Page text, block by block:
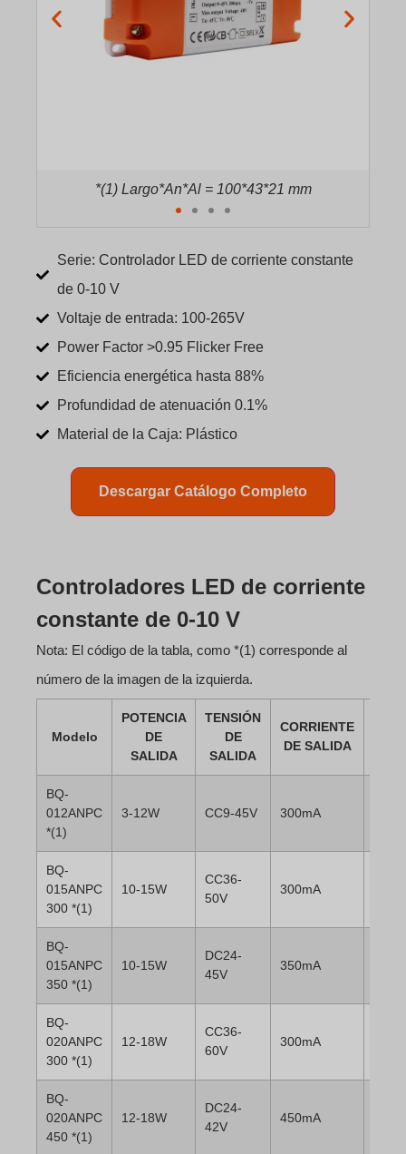
*(1) Largo*An*Al = 100*43*21 mm
Serie: Controlador LED de corriente constante
de 0-10 V
Voltaje de entrada: 100-265V
Power Factor >0.95 Flicker Free
Eficiencia energética hasta 88%
Profundidad de atenuación 0.1%
Material de la Caja: Plástico
Descargar Catálogo Completo
Controladores LED de corriente
constante de 0-10 V
Nota: El código de la tabla, como *(1) corresponde al
número de la imagen de la izquierda.
Modelo
POTENCIA
DE
SALIDA
TENSIÓN
DE
SALIDA
CORRIENTE
DE SALIDA
BQ-
012ANPC
*(1)
3-12W CC9-45V 300mA
BQ-
015ANPC
300 *(1)
10-15W
CC36-
50V
300mA
BQ-
015ANPC
350 *(1)
10-15W
DC24-
45V
350mA
BQ-
020ANPC
300 *(1)
12-18W
CC36-
60V
300mA
BQ-
020ANPC
450 *(1)
12-18W
DC24-
42V
450mA